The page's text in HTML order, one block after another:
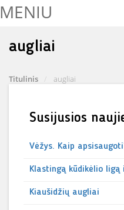
MENIU
augliai
Titulinis augliai
Susijusios
Vėžys. Kaip
Klastingą kūdikėlio
Kiaušidžių augliai